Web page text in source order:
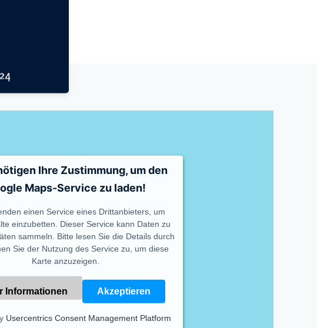
Ihre Zustimmung, um den
Maps-Service zu laden!
einen Service eines Drittanbieters, um
einzubetten. Dieser Service kann Daten zu
sammeln. Bitte lesen Sie die Details durch
Sie der Nutzung des Service zu, um diese
Karte anzuzeigen.
Informationen Akzeptieren
Usercentrics Consent Management Platform